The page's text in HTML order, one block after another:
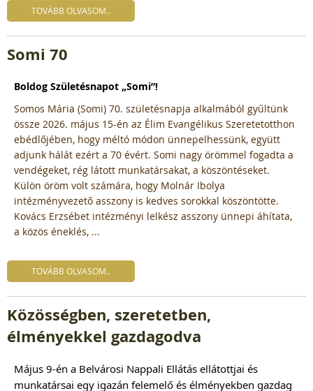
TOVÁBB OLVASOM..
Somi 70
Boldog Születésnapot „Somi”!
Somos Mária (Somi) 70. születésnapja alkalmából gyűltünk
össze 2026. május 15-én az Élim Evangélikus Szeretetotthon
ebédlőjében, hogy méltó módon ünnepelhessünk, együtt
adjunk hálát ezért a 70 évért. Somi nagy örömmel fogadta a
vendégeket, rég látott munkatársakat, a köszöntéseket.
Külön öröm volt számára, hogy Molnár Ibolya
intézményvezető asszony is kedves sorokkal köszöntötte.
Kovács Erzsébet intézményi lelkész asszony ünnepi áhítata,
a közös éneklés, ...
TOVÁBB OLVASOM..
Közösségben, szeretetben,
élményekkel gazdagodva
Május 9-én a Belvárosi Nappali Ellátás ellátottjai és
munkatársai egy igazán felemelő és élményekben gazdag